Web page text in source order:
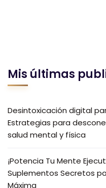
Mis últimas
Desintoxicación digital
Estrategias para
salud mental y física
¡Potencia Tu Mente
Suplementos Secretos
Máxima